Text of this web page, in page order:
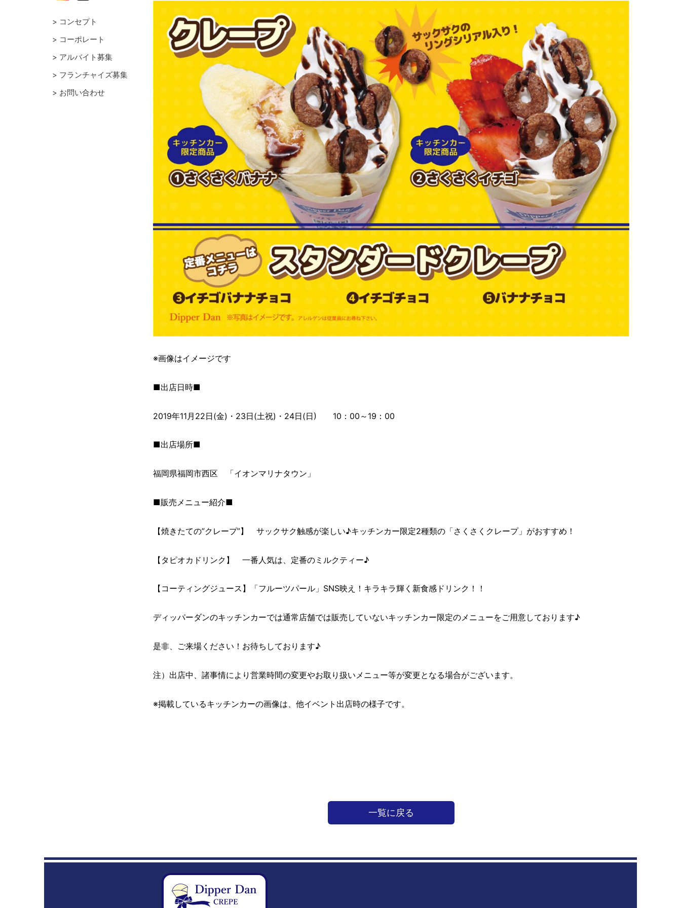
コンセプト
コーポレート
アルバイト募集
フランチャイズ募集
お問い合わせ
※画像はイメージです
■出店日時■
2019年11月22日(金)・23日(土祝)・24日(日) 10：00～19：00
■出店場所■
福岡県福岡市西区 「イオンマリナタウン」
■販売メニュー紹介■
【焼きたての”クレープ”】 サックサク触感が楽しい♪キッチンカー限定2種類の「さくさくクレープ」がおすすめ！
【タピオカドリンク】 一番人気は、定番のミルクティー♪
【コーティングジュース】「フルーツパール」SNS映え！キラキラ輝く新食感ドリンク！！
ディッパーダンのキッチンカーでは通常店舗では販売していないキッチンカー限定のメニューをご用意しております♪
是非、ご来場ください！お待ちしております♪
注）出店中、諸事情により営業時間の変更やお取り扱いメニュー等が変更となる場合がございます。
※掲載しているキッチンカーの画像は、他イベント出店時の様子です。
一覧に戻る